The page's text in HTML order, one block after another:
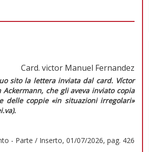
Card. victor Manuel Fernandez
sito la lettera inviata dal card. Víctor
che gli aveva inviato copia
delle coppie «in situazioni irregolari»
- Parte / Inserto, 01/07/2026, pag. 426